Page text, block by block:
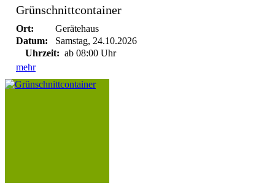
Grünschnittcontainer
Ort:
Gerätehaus
Datum:
Samstag, 24.10.2026
Uhrzeit: ab 08:00 Uhr
mehr